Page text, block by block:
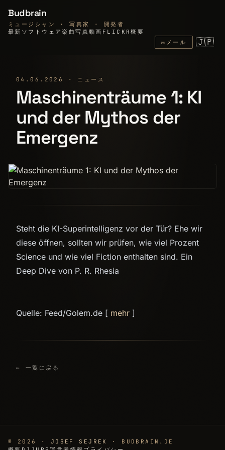
Budbrain
ミュージシャン · 写真家 · 開発者
最新 ソフトウェア楽曲写真動画 FLICKR概要
✉ メール 🇯🇵
04.06.2026 · ニュース
Maschinenträume 1: KI
und der Mythos der
Emergenz
Steht die KI-Superintelligenz vor der Tür? Ehe wir
diese öffnen, sollten wir prüfen, wie viel Prozent
Science und wie viel Fiction enthalten sind. Ein
Deep Dive von P. R. Rhesia
Quelle: Feed/Golem.de [ mehr ]
← 一覧に戻る
© 2026 · JOSEF SEJREK
· BUDBRAIN.DE